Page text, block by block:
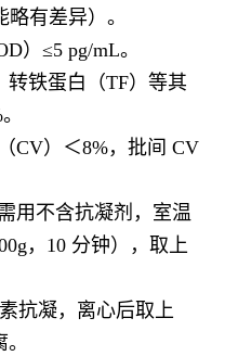
有差异）。
）≤5 pg/mL。
转铁蛋白（TF）等其
CV）＜8%，批间 CV
用不含抗凝剂，室温
，10 分钟），取上
抗凝，离心后取上